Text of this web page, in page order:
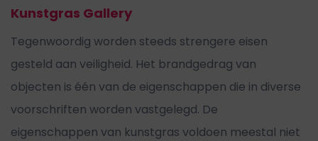
Kunstgras Gallery
Tegenwoordig worden steeds strengere eisen
gesteld aan veiligheid. Het brandgedrag van
objecten is één van de eigenschappen die in diverse
voorschriften worden vastgelegd. De
eigenschappen van kunstgras voldoen meestal niet